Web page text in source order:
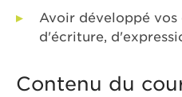
Avoir développé vos
d'écriture,
Contenu du